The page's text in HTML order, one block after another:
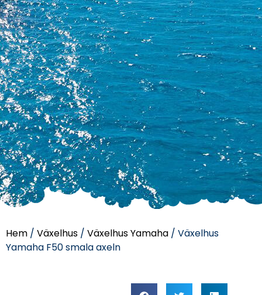
Hem / Växelhus / Växelhus Yamaha / Växelhus
Yamaha F50 smala axeln